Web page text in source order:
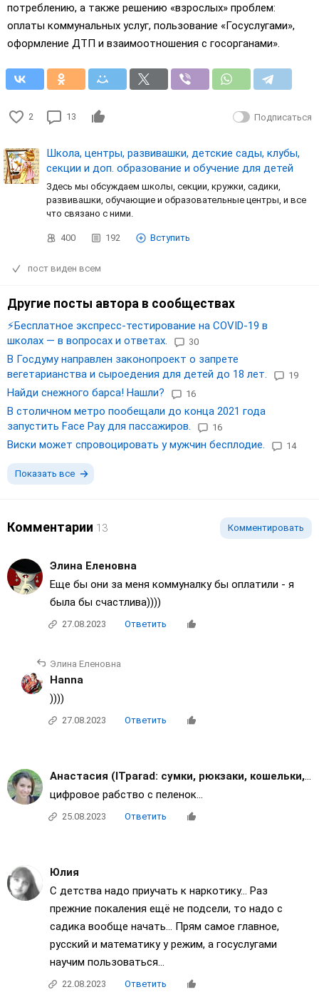
потреблению, а также решению «взрослых» проблем:
оплаты коммунальных услуг, пользование «Госуслугами»,
оформление ДТП и взаимоотношения с госорганами».
2 13 Подписаться
Школа, центры, развивашки, детские сады, клубы,
секции и доп. образование и обучение для детей
Здесь мы обсуждаем школы, секции, кружки, садики,
развивашки, обучающие и образовательные центры, и все
что связано с ними.
400 192 Вступить
пост виден всем
Другие посты автора в сообществах
⚡️Бесплатное экспресс-тестирование на COVID-19 в
школах — в вопросах и ответах.
30
В Госдуму направлен законопроект о запрете
вегетарианства и сыроедения для детей до 18 лет.
19
Найди снежного барса! Нашли? 16
В столичном метро пообещали до конца 2021 года
запустить Face Pay для пассажиров.
16
Виски может спровоцировать у мужчин бесплодие. 14
Показать все
Комментарии 13 Комментировать
Элина Еленовна
Еще бы они за меня коммуналку бы оплатили - я
была бы счастлива))))
27.08.2023 Ответить
Элина Еленовна
Нanna
))))
27.08.2023 Ответить
Анастасия (ITparad: сумки, рюкзаки, кошельки, зонты)
цифровое рабство с пеленок...
25.08.2023 Ответить
Юлия
С детства надо приучать к наркотику... Раз
прежние покаления ещё не подсели, то надо с
садика вообще начать... Прям самое главное,
русский и математику у режим, а госуслугами
научим пользоваться...
22.08.2023 Ответить